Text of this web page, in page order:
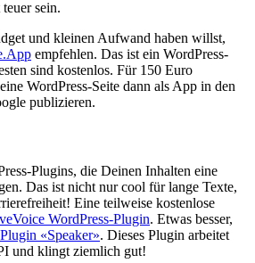
sein.
und kleinen Aufwand haben willst,
empfehlen. Das ist ein WordPress-
sind kostenlos. Für 150 Euro
WordPress-Seite dann als App in den
publizieren.
Plugins, die Deinen Inhalten eine
Das ist nicht nur cool für lange Texte,
Eine teilweise kostenlose
WordPress-Plugin. Etwas besser,
Plugin «Speaker». Dieses Plugin arbeitet
und klingt ziemlich gut!